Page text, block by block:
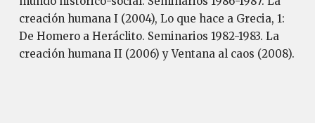
creación humana I (2004), Lo que hace a Grecia, 1:
De Homero a Heráclito. Seminarios 1982-1983. La
creación humana II (2006) y Ventana al caos (2008).